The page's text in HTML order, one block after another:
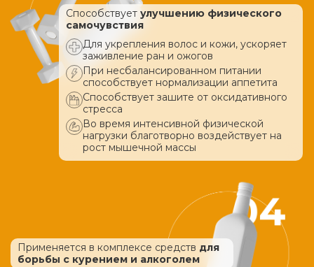
Способствует улучшению физического
самочувствия
Для укрепления волос и кожи, ускоряет
заживление ран и ожогов
При несбалансированном питании
способствует нормализации аппетита
Способствует зашите от оксидативного
стресса
Во время интенсивной физической
нагрузки благотворно воздействует на
рост мышечной массы
Применяется в комплексе средств для
борьбы с курением и алкоголем